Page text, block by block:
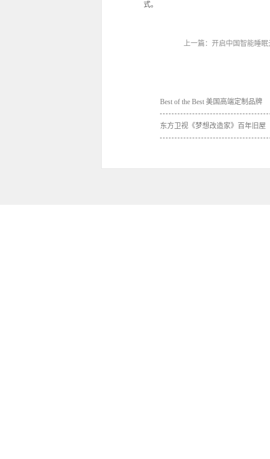
式。
上一篇： 开启中国智能睡眠
Best of the Best 美国高端定制品牌
My side 再次登顶胡润百富价值榜
东方卫视《梦想改造家》百年旧屋
华丽新生，美国My Side美梦加持